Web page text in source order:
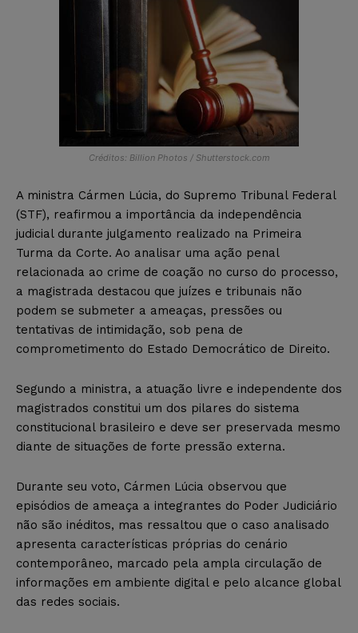
Créditos: Billion Photos / Shutterstock.com
A ministra Cármen Lúcia, do Supremo Tribunal Federal
(STF), reafirmou a importância da independência
judicial durante julgamento realizado na Primeira
Turma da Corte. Ao analisar uma ação penal
relacionada ao crime de coação no curso do processo,
a magistrada destacou que juízes e tribunais não
podem se submeter a ameaças, pressões ou
tentativas de intimidação, sob pena de
comprometimento do Estado Democrático de Direito.
Segundo a ministra, a atuação livre e independente dos
magistrados constitui um dos pilares do sistema
constitucional brasileiro e deve ser preservada mesmo
diante de situações de forte pressão externa.
Durante seu voto, Cármen Lúcia observou que
episódios de ameaça a integrantes do Poder Judiciário
não são inéditos, mas ressaltou que o caso analisado
apresenta características próprias do cenário
contemporâneo, marcado pela ampla circulação de
informações em ambiente digital e pelo alcance global
das redes sociais.